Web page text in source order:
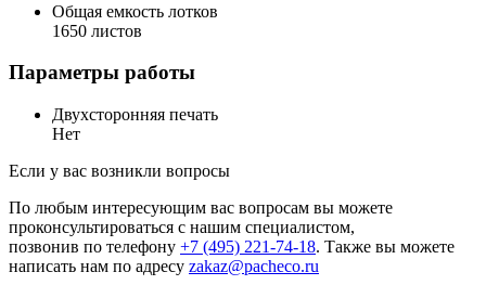
Общая емкость лотков
1650 листов
Параметры работы
Двухсторонняя печать
Нет
Если у вас возникли вопросы
По любым интересующим вас вопросам вы можете
проконсультироваться с нашим специалистом,
позвонив по телефону +7 (495) 221-74-18. Также вы можете
написать нам по адресу zakaz@pacheco.ru